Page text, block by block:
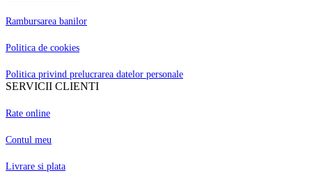
Rambursarea banilor
Politica de cookies
Politica privind prelucrarea datelor personale
SERVICII CLIENTI
Rate online
Contul meu
Livrare si plata